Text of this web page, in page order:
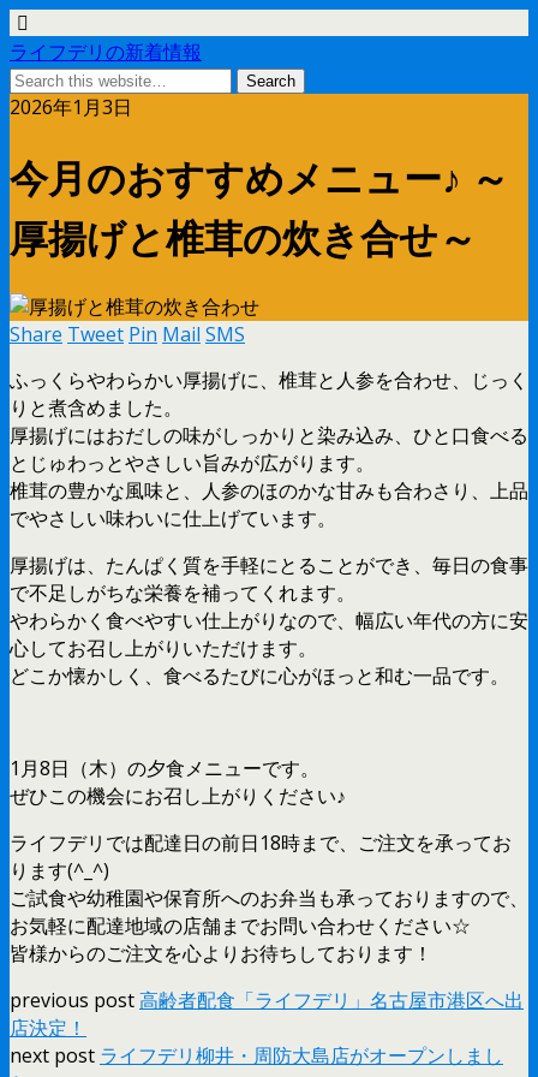
ライフデリの新着情報
2026年1月3日
今月のおすすめメニュー♪ ～
厚揚げと椎茸の炊き合せ～
Share Tweet Pin Mail SMS
ふっくらやわらかい厚揚げに、椎茸と人参を合わせ、じっく
りと煮含めました。
厚揚げにはおだしの味がしっかりと染み込み、ひと口食べる
とじゅわっとやさしい旨みが広がります。
椎茸の豊かな風味と、人参のほのかな甘みも合わさり、上品
でやさしい味わいに仕上げています。
厚揚げは、たんぱく質を手軽にとることができ、毎日の食事
で不足しがちな栄養を補ってくれます。
やわらかく食べやすい仕上がりなので、幅広い年代の方に安
心してお召し上がりいただけます。
どこか懐かしく、食べるたびに心がほっと和む一品です。
1月8日（木）の夕食メニューです。
ぜひこの機会にお召し上がりください♪
ライフデリでは配達日の前日18時まで、ご注文を承ってお
ります(^_^)
ご試食や幼稚園や保育所へのお弁当も承っておりますので、
お気軽に配達地域の店舗までお問い合わせください☆
皆様からのご注文を心よりお待ちしております！
previous post高齢者配食「ライフデリ」名古屋市港区へ出
店決定！
next post ライフデリ柳井・周防大島店がオープンしまし